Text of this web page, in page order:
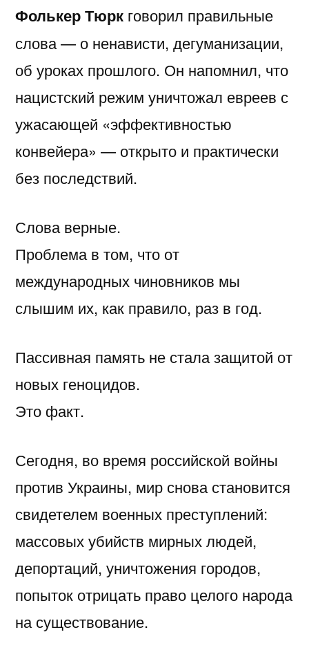
Фолькер Тюрк говорил правильные
слова — о ненависти, дегуманизации,
об уроках прошлого. Он напомнил, что
нацистский режим уничтожал евреев с
ужасающей «эффективностью
конвейера» — открыто и практически
без последствий.
Слова верные.
Проблема в том, что от
международных чиновников мы
слышим их, как правило, раз в год.
Пассивная память не стала защитой от
новых геноцидов.
Это факт.
Сегодня, во время российской войны
против Украины, мир снова становится
свидетелем военных преступлений:
массовых убийств мирных людей,
депортаций, уничтожения городов,
попыток отрицать право целого народа
на существование.